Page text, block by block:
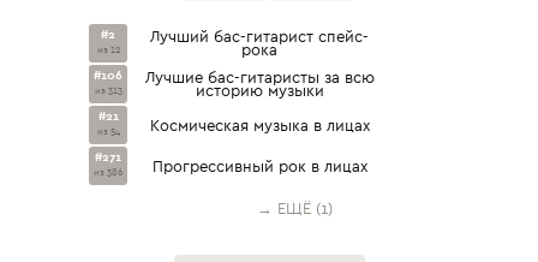
#2
из 12
Лучший бас-гитарист спейс-
рока
#106
из 313
Лучшие бас-гитаристы за всю
историю музыки
#21
из 54 Космическая музыка в лицах
#271
из 386 Прогрессивный рок в лицах
→ ЕЩЁ (1)